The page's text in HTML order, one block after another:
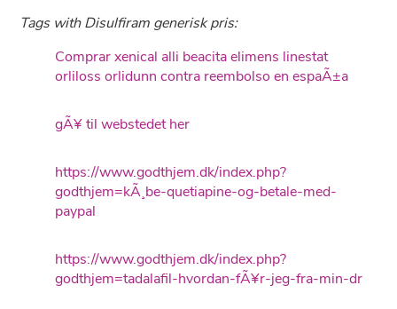
Tags with Disulfiram generisk pris:
Comprar xenical alli beacita elimens linestat
orliloss orlidunn contra reembolso en espaÃ±a
gÃ¥ til webstedet her
https://www.godthjem.dk/index.php?
godthjem=kÃ¸be-quetiapine-og-betale-med-
paypal
https://www.godthjem.dk/index.php?
godthjem=tadalafil-hvordan-fÃ¥r-jeg-fra-min-dr